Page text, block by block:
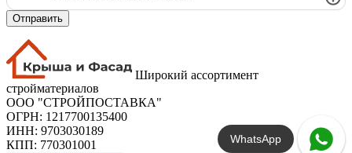
Отправить
Широкий ассортимент
стройматериалов
ООО "СТРОЙПОСТАВКА"
ОГРН: 1217700135400
ИНН: 9703030189
КПП: 770301001
WhatsApp